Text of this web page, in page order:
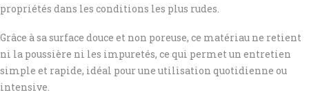
propriétés dans les conditions les plus rudes.
Grâce à sa surface douce et non poreuse, ce matériau ne retient
ni la poussière ni les impuretés, ce qui permet un entretien
simple et rapide, idéal pour une utilisation quotidienne ou
intensive.